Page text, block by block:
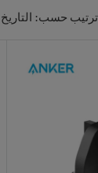
ترتيب حسب: التاريخ